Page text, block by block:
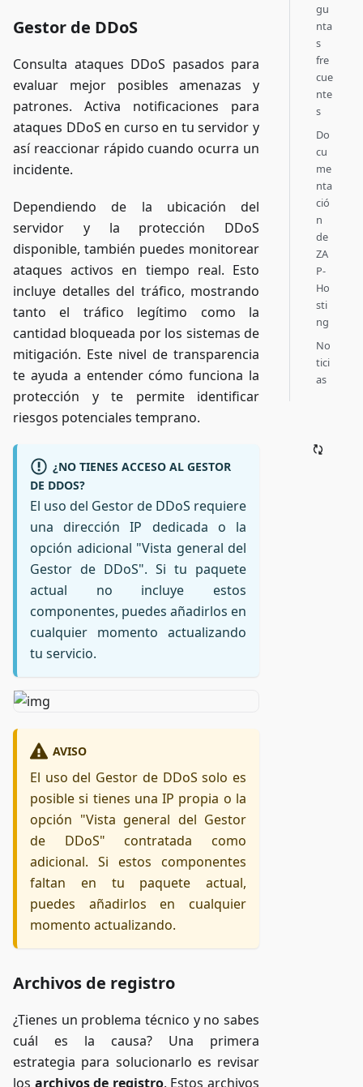
Gestor de DDoS
Consulta ataques DDoS pasados para
evaluar mejor posibles amenazas y
patrones. Activa notificaciones para
ataques DDoS en curso en tu servidor y
así reaccionar rápido cuando ocurra un
incidente.
Dependiendo de la ubicación del
servidor y la protección DDoS
disponible, también puedes monitorear
ataques activos en tiempo real. Esto
incluye detalles del tráfico, mostrando
tanto el tráfico legítimo como la
cantidad bloqueada por los sistemas de
mitigación. Este nivel de transparencia
te ayuda a entender cómo funciona la
protección y te permite identificar
riesgos potenciales temprano.
¿NO TIENES ACCESO AL GESTOR
DE DDOS?
El uso del Gestor de DDoS requiere
una dirección IP dedicada o la
opción adicional "Vista general del
Gestor de DDoS". Si tu paquete
actual no incluye estos
componentes, puedes añadirlos en
cualquier momento actualizando
tu servicio.
AVISO
El uso del Gestor de DDoS solo es
posible si tienes una IP propia o la
opción "Vista general del Gestor
de DDoS" contratada como
adicional. Si estos componentes
faltan en tu paquete actual,
puedes añadirlos en cualquier
momento actualizando.
Archivos de registro
¿Tienes un problema técnico y no sabes
cuál es la causa? Una primera
estrategia para solucionarlo es revisar
los archivos de registro. Estos archivos
gu
nta
s
fre
cue
nte
s
Do
cu
me
nta
ció
n
de
ZA
P-
Ho
sti
ng
No
tici
as